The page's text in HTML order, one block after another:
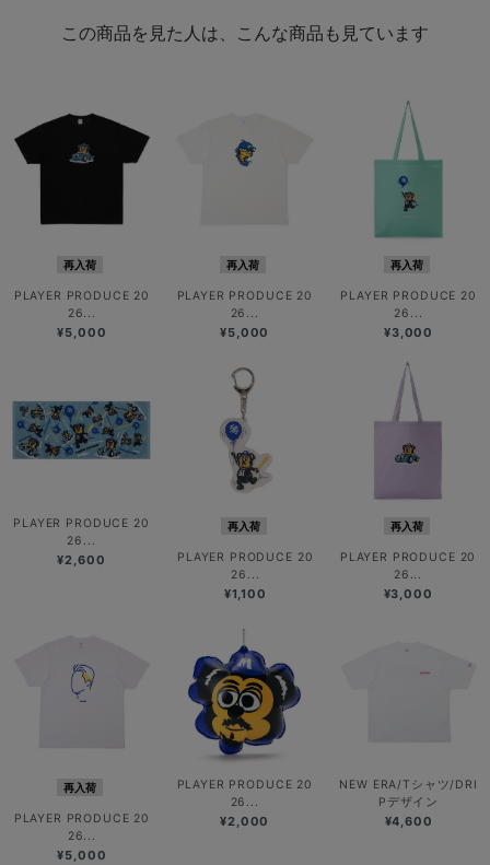
この商品を見た人は、こんな商品も見ています
再入荷
PLAYER PRODUCE 20
26...
¥5,000
再入荷
PLAYER PRODUCE 20
26...
¥5,000
再入荷
PLAYER PRODUCE 20
26...
¥3,000
PLAYER PRODUCE 20
26...
¥2,600
再入荷
PLAYER PRODUCE 20
26...
¥1,100
再入荷
PLAYER PRODUCE 20
26...
¥3,000
再入荷
PLAYER PRODUCE 20
26...
¥5,000
PLAYER PRODUCE 20
26...
¥2,000
NEW ERA/Tシャツ/DRI
Pデザイン
¥4,600